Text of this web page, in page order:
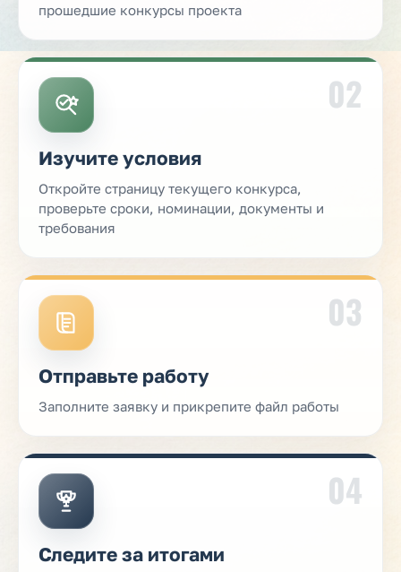
прошедшие конкурсы проекта
02
Изучите условия
Откройте страницу текущего конкурса,
проверьте сроки, номинации, документы и
требования
03
Отправьте работу
Заполните заявку и прикрепите файл работы
04
Следите за итогами